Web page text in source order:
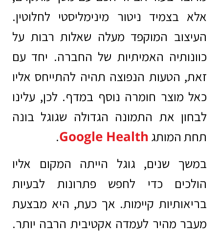
אלא בצמיד ניטור מינימליסטי לחלוטין.
העיצוב המוקפד מעלה שאלות רבות על
כוונותיה האמיתיות של החברה. יחד עם
זאת, הטעות הנפוצה תהיה להתייחס אליו
כאל מוצר חומרה נוסף במדף. לכן, עלינו
לבחון את התמונה הגדולה שגוגל בונה
תחת המותג Google Health
.
במשך שנים, גוגל הייתה המקום אליו
הולכים כדי לחפש פתרונות לבעיות
בריאותיות קיימות. אך כעת, היא מבצעת
מעבר מהיר לעמדה אקטיבית הרבה יותר.